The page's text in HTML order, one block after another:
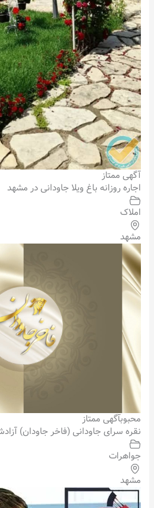
آگهی ممتاز
اجاره روزانه باغ ویلا جاودانی در مشهد
املاک
مشهد
محبوبآگهی ممتاز
نقره سرای جاودانی (فاخر جاودان)
جواهرات
مشهد